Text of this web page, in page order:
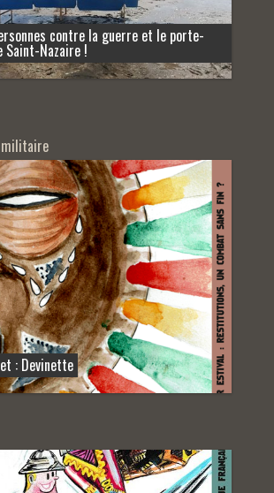
contre la guerre et le porte-
Saint-Nazaire !
militaire
: Devinette